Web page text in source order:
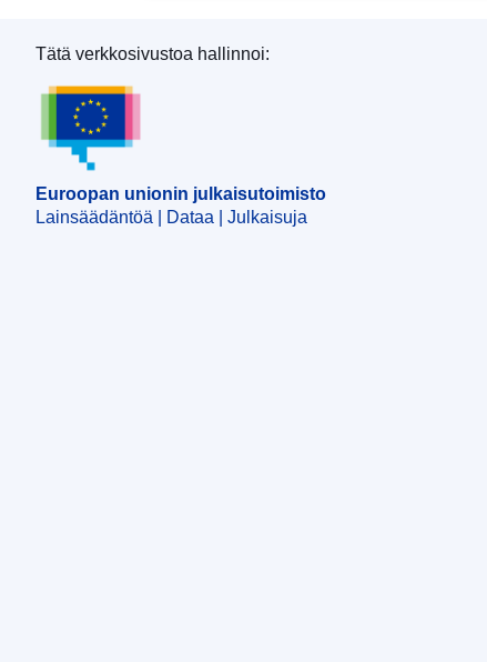
Euroopan unionin julkaisutoimisto
Tätä verkkosivustoa hallinnoi:
Euroopan unionin julkaisutoimisto
Lainsäädäntöä | Dataa | Julkaisuja